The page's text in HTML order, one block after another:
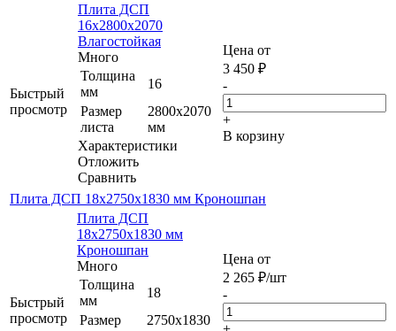
Быстрый
просмотр
Плита ДСП
16х2800х2070
Влагостойкая
Много
Толщина
мм
16
Размер
листа
2800х2070
мм
Характеристики
Отложить
Сравнить
Цена от
3 450 ₽
-
+
В корзину
Плита ДСП 18х2750х1830 мм Кроношпан
Быстрый
просмотр
Плита ДСП
18х2750х1830 мм
Кроношпан
Много
Толщина
мм
18
Размер
2750х1830
Цена от
2 265 ₽/шт
-